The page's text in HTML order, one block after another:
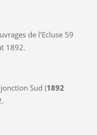
de l’Ecluse 59
1892.
Sud (1892